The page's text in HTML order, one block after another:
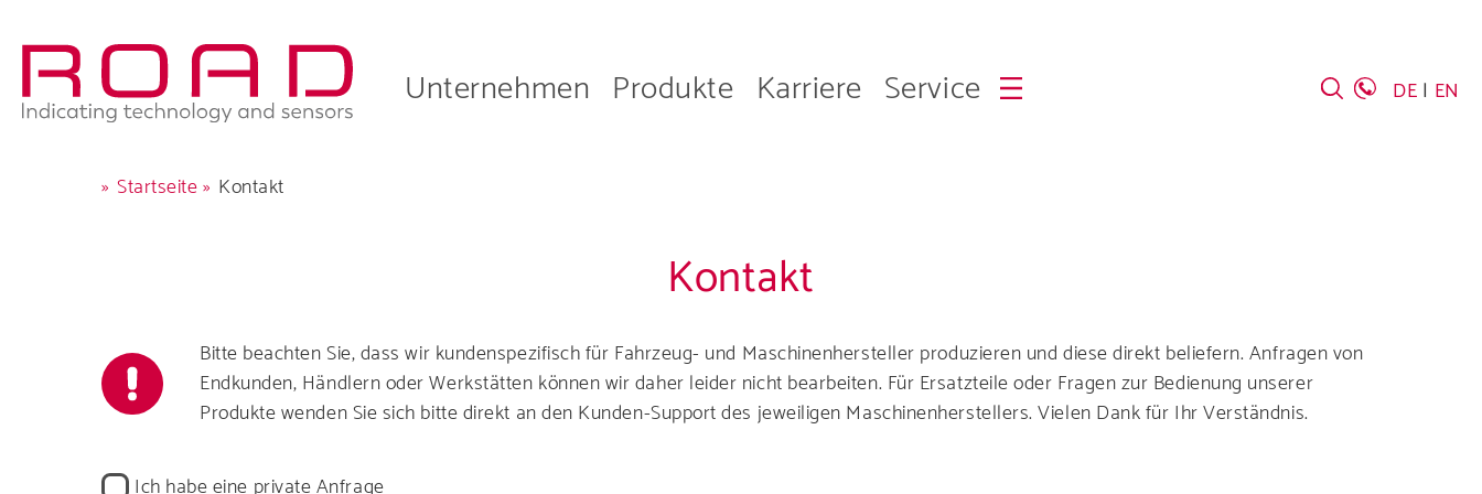
main
navigation
Main
navigation
Unternehmen Produkte Karriere Service
Unternehmen
Erfahren Sie mehr über das Unternehmen
DE EN
Pfadnavigation
Startseite Kontakt
Kontakt
Bitte beachten Sie, dass wir kundenspezifisch für Fahrzeug- und Maschinenhersteller produzieren und diese direkt beliefern. Anfragen von
Endkunden, Händlern oder Werkstätten können wir daher leider nicht bearbeiten. Für Ersatzteile oder Fragen zur Bedienung unserer
Produkte wenden Sie sich bitte direkt an den Kunden-Support des jeweiligen Maschinenherstellers. Vielen Dank für Ihr Verständnis.